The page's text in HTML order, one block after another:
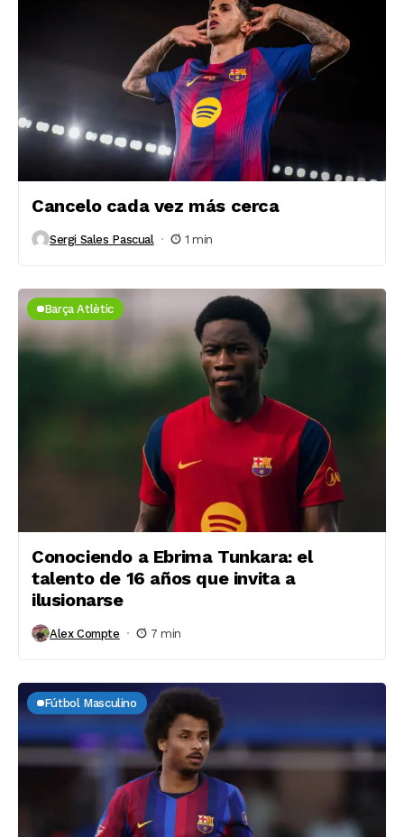
Cancelo cada vez más cerca
Sergi Sales Pascual 1 min
Barça Atlètic
Conociendo a Ebrima Tunkara: el
talento de 16 años que invita a
ilusionarse
Alex Compte 7 min
Fútbol Masculino